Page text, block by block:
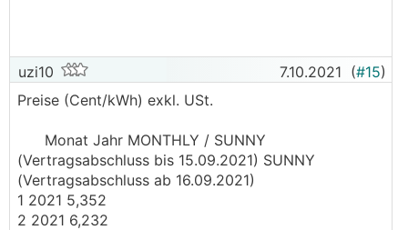
uzi10 7.10.2021 (#15)
Preise (Cent/kWh) exkl. USt.
Monat Jahr MONTHLY / SUNNY
(Vertragsabschluss bis 15.09.2021) SUNNY
(Vertragsabschluss ab 16.09.2021)
1 2021 5,352
2 2021 6,232